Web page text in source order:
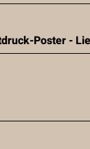
Poster -